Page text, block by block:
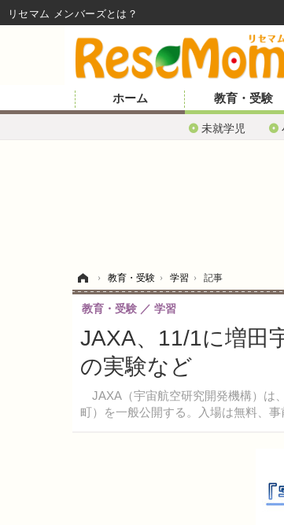
ホーム 教育・受験
未就学児
› 教育・受験 › 学習 › 記事
JAXA、11/1に増田
の実験など
JAXA（宇宙航空研究開発機構）は
町）を一般公開する。入場は無料、事
教育・受験 学習
リセマム メンバーズ